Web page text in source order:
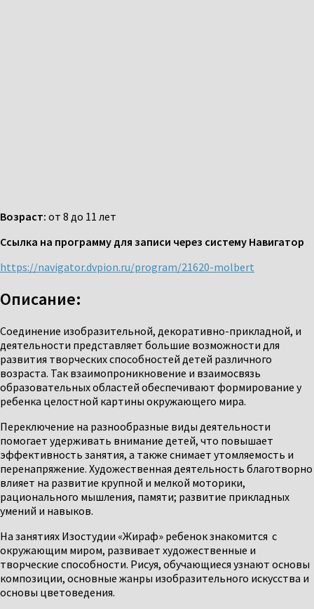
Возраст: от 8 до 11 лет
Ссылка на программу для записи через систему Навигатор
https://navigator.dvpion.ru/program/21620-molbert
Описание:
Соединение изобразительной, декоративно-прикладной, и
деятельности представляет большие возможности для
развития творческих способностей детей различного
возраста. Так взаимопроникновение и взаимосвязь
образовательных областей обеспечивают формирование у
ребенка целостной картины окружающего мира.
Переключение на разнообразные виды деятельности
помогает удерживать внимание детей, что повышает
эффективность занятия, а также снимает утомляемость и
перенапряжение. Художественная деятельность благотворно
влияет на развитие крупной и мелкой моторики,
рационального мышления, памяти; развитие прикладных
умений и навыков.
На занятиях Изостудии «Жираф» ребенок знакомится с
окружающим миром, развивает художественные и
творческие способности. Рисуя, обучающиеся узнают основы
композиции, основные жанры изобразительного искусства и
основы цветоведения.